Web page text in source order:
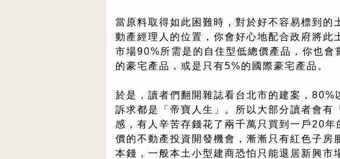
當原料取得如此困難時，對於好不容易標到的
動產經理人的位置，你會好心地配合政府將此
市場90%所需是的自住型低總價產品，你也
的豪宅產品，或是只有5%的國際豪宅產品。
於是，讀者們翻開雜誌看台北市的建案，80%
訴求都是「帝寶人生」。所以大部分讀者會有
感，有人辛苦存錢花了兩千萬只買到一戶20
價的不動產投資開發機會，漸漸只有紅色子房
本錢，一般本土小型建商恐怕只能退居新興市